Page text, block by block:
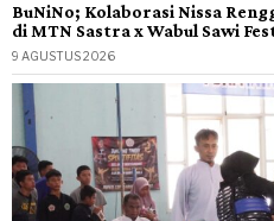
BuNiNo; Kolaborasi Nissa
di MTN Sastra x Wabul Sawi
9 AGUSTUS 2026